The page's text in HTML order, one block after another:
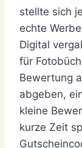
stellte sich
echte
Digital
für
Bewertung
abgeben,
kleine
kurze Zeit